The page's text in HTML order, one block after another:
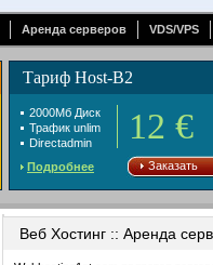
Аренда серверов VDS/VPS
Тариф Host-B2
2000Mб Диск
Трафик unlim
Directadmin
12 €
Подробнее Заказать
Веб Хостинг :: Аренда